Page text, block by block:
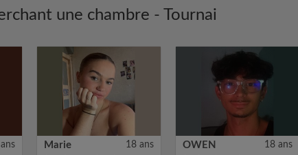
une chambre - Tournai
Marie 18 ans OWEN 18 ans